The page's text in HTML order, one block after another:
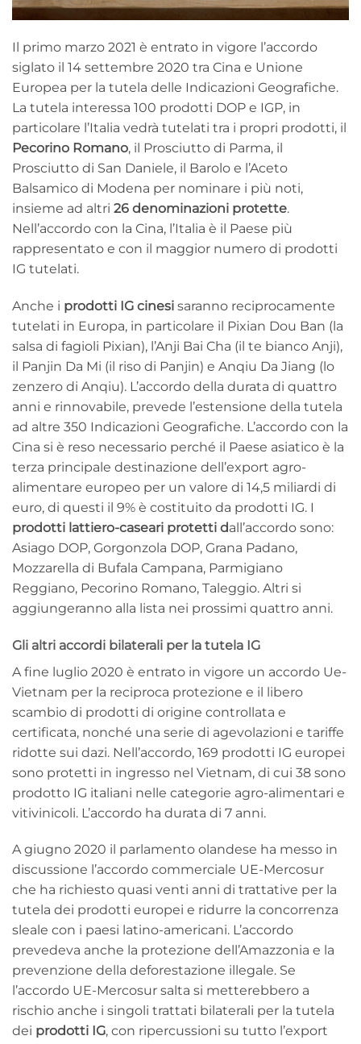
Il primo marzo 2021 è entrato in vigore l’accordo
siglato il 14 settembre 2020 tra Cina e Unione
Europea per la tutela delle Indicazioni Geografiche.
La tutela interessa 100 prodotti DOP e IGP, in
particolare l’Italia vedrà tutelati tra i propri prodotti, il
Pecorino Romano, il Prosciutto di Parma, il
Prosciutto di San Daniele, il Barolo e l’Aceto
Balsamico di Modena per nominare i più noti,
insieme ad altri 26 denominazioni protette.
Nell’accordo con la Cina, l’Italia è il Paese più
rappresentato e con il maggior numero di prodotti
IG tutelati.
Anche i prodotti IG cinesi saranno reciprocamente
tutelati in Europa, in particolare il Pixian Dou Ban (la
salsa di fagioli Pixian), l’Anji Bai Cha (il te bianco Anji),
il Panjin Da Mi (il riso di Panjin) e Anqiu Da Jiang (lo
zenzero di Anqiu). L’accordo della durata di quattro
anni e rinnovabile, prevede l’estensione della tutela
ad altre 350 Indicazioni Geografiche. L’accordo con la
Cina si è reso necessario perché il Paese asiatico è la
terza principale destinazione dell’export agro-
alimentare europeo per un valore di 14,5 miliardi di
euro, di questi il 9% è costituito da prodotti IG. I
prodotti lattiero-caseari protetti dall’accordo sono:
Asiago DOP, Gorgonzola DOP, Grana Padano,
Mozzarella di Bufala Campana, Parmigiano
Reggiano, Pecorino Romano, Taleggio. Altri si
aggiungeranno alla lista nei prossimi quattro anni.
Gli altri accordi bilaterali per la tutela IG
A fine luglio 2020 è entrato in vigore un accordo Ue-
Vietnam per la reciproca protezione e il libero
scambio di prodotti di origine controllata e
certificata, nonché una serie di agevolazioni e tariffe
ridotte sui dazi. Nell’accordo, 169 prodotti IG europei
sono protetti in ingresso nel Vietnam, di cui 38 sono
prodotto IG italiani nelle categorie agro-alimentari e
vitivinicoli. L’accordo ha durata di 7 anni.
A giugno 2020 il parlamento olandese ha messo in
discussione l’accordo commerciale UE-Mercosur
che ha richiesto quasi venti anni di trattative per la
tutela dei prodotti europei e ridurre la concorrenza
sleale con i paesi latino-americani. L’accordo
prevedeva anche la protezione dell’Amazzonia e la
prevenzione della deforestazione illegale. Se
l’accordo UE-Mercosur salta si metterebbero a
rischio anche i singoli trattati bilaterali per la tutela
dei prodotti IG, con ripercussioni su tutto l’export